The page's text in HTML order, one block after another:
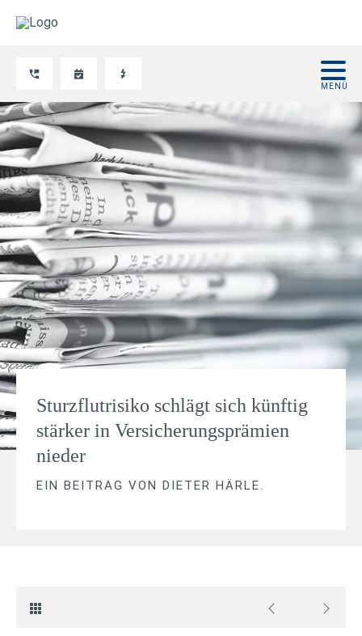
Sturzflutrisiko schlägt sich künftig
stärker in Versicherungsprämien
nieder
EIN BEITRAG VON DIETER HÄRLE.